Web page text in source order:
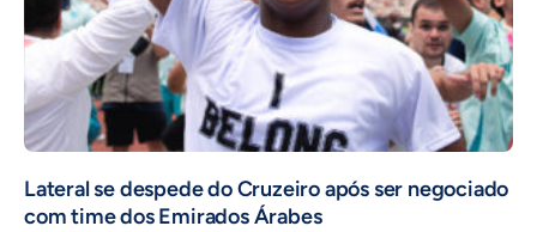
Lateral se despede do Cruzeiro após ser negociado
com time dos Emirados Árabes